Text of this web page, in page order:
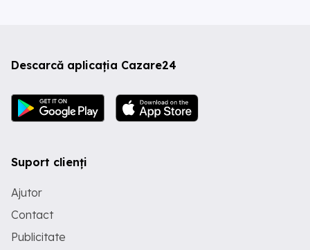
Descarcă aplicația Cazare24
Suport clienți
Ajutor
Contact
Publicitate